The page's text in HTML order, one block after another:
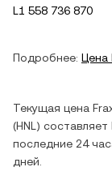
L1 558 736 870
Подробнее: Цена
Текущая цена
(HNL ) составляет
последние 24
дней.